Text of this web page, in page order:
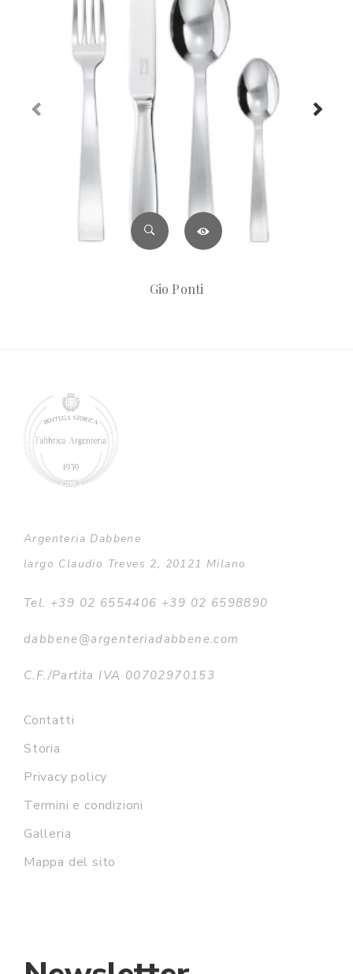
Gio Ponti
Argenteria Dabbene
largo Claudio Treves 2, 20121 Milano
Tel. +39 02 6554406 +39 02 6598890
dabbene@argenteriadabbene.com
C.F./Partita IVA 00702970153
Contatti
Storia
Privacy policy
Termini e condizioni
Galleria
Mappa del sito